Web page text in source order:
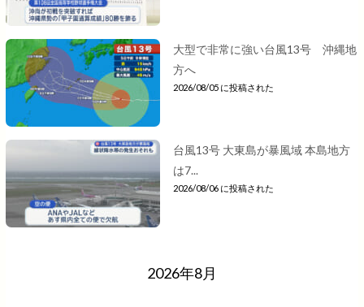
大型で非常に強い台風13号 沖縄地
方へ
2026/08/05 に投稿された
台風13号 大東島が暴風域 本島地方
は7...
2026/08/06 に投稿された
2026年8月